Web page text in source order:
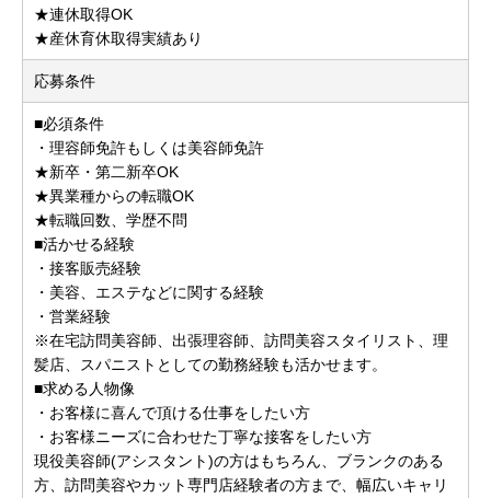
★連休取得OK
★産休育休取得実績あり
応募条件
■必須条件
・理容師免許もしくは美容師免許
★新卒・第二新卒OK
★異業種からの転職OK
★転職回数、学歴不問
■活かせる経験
・接客販売経験
・美容、エステなどに関する経験
・営業経験
※在宅訪問美容師、出張理容師、訪問美容スタイリスト、理
髪店、スパニストとしての勤務経験も活かせます。
■求める人物像
・お客様に喜んで頂ける仕事をしたい方
・お客様ニーズに合わせた丁寧な接客をしたい方
現役美容師(アシスタント)の方はもちろん、ブランクのある
方、訪問美容やカット専門店経験者の方まで、幅広いキャリ